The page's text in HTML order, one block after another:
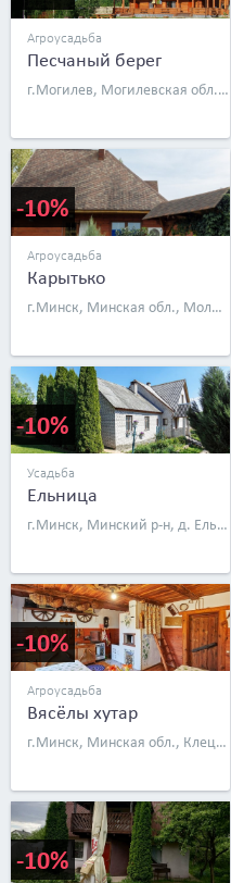
Агроусадьба
Песчаный берег
г.Могилев, Могилевская обл., Быховский р-н, пос. Грудичино, д. 9
-10%
Агроусадьба
Карытько
г.Минск, Минская обл., Молодечненский р-н, д. Носилово
-10%
Усадьба
Ельница
г.Минск, Минский р-н, д. Ельница, ул. Китаева, д. 77а
-10%
Агроусадьба
Вясёлы хутар
г.Минск, Минская обл., Клецкий р-н, дер. Староселье, ул. Первомайская, д. 22
-10%